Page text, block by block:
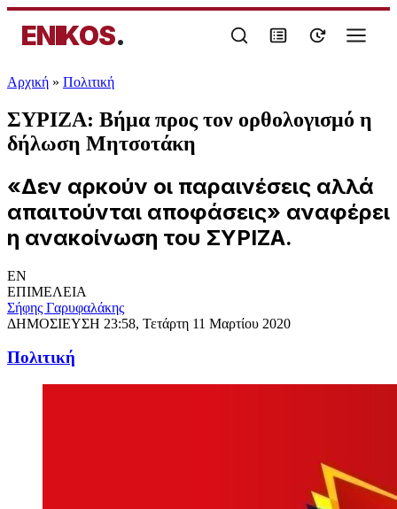
ENIKOS.
Αρχική » Πολιτική
ΣΥΡΙΖΑ: Βήμα προς τον ορθολογισμό η
δήλωση Μητσοτάκη
«Δεν αρκούν οι παραινέσεις αλλά
απαιτούνται αποφάσεις» αναφέρει
η ανακοίνωση του ΣΥΡΙΖΑ.
EN
ΕΠΙΜΕΛΕΙΑ
Σήφης Γαρυφαλάκης
ΔΗΜΟΣΙΕΥΣΗ 23:58, Τετάρτη 11 Μαρτίου 2020
Πολιτική